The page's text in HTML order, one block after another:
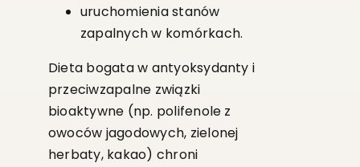
uruchomienia stanów
zapalnych w komórkach.
Dieta bogata w antyoksydanty i
przeciwzapalne związki
bioaktywne (np. polifenole z
owoców jagodowych, zielonej
herbaty, kakao) chroni